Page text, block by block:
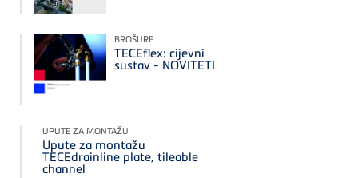
BROŠURE
TECEflex: cijevni
sustav - NOVITETI
UPUTE ZA MONTAŽU
Upute za montažu
TECEdrainline plate, tileable
channel